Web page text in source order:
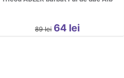
89 lei 64 lei